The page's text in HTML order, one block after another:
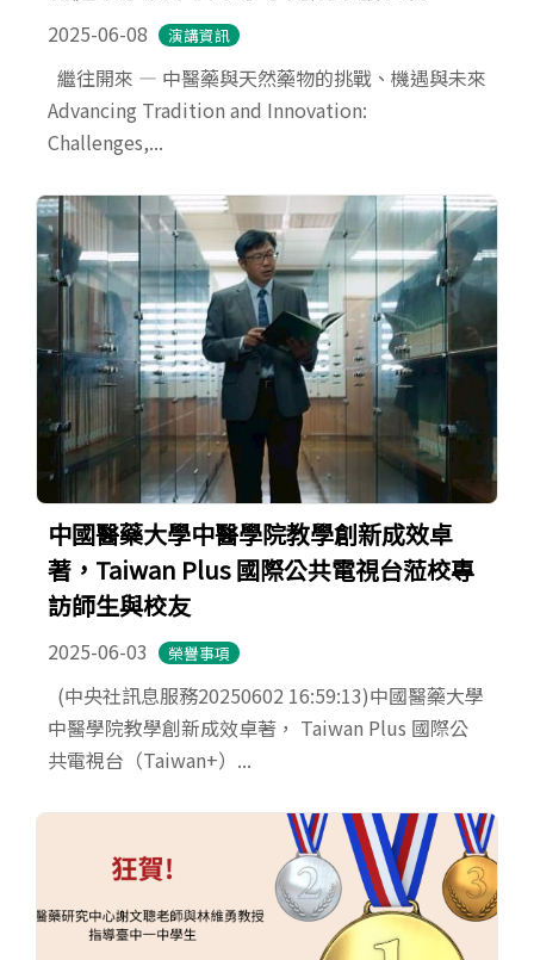
2025-06-08 演講資訊
繼往開來 — 中醫藥與天然藥物的挑戰、機遇與未來
Advancing Tradition and Innovation:
Challenges,...
中國醫藥大學中醫學院教學創新成效卓
著，Taiwan Plus 國際公共電視台蒞校專
訪師生與校友
2025-06-03 榮譽事項
(中央社訊息服務20250602 16:59:13)中國醫藥大學
中醫學院教學創新成效卓著， Taiwan Plus 國際公
共電視台（Taiwan+）...